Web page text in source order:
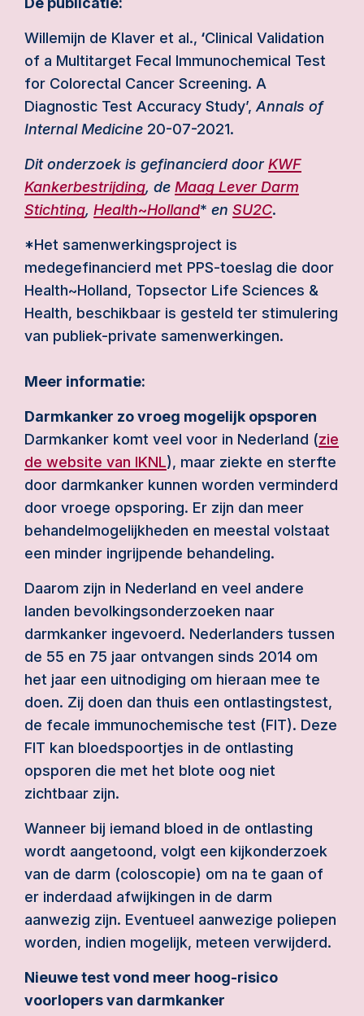
Willemijn de Klaver et al., ‘Clinical Validation
of a Multitarget Fecal Immunochemical Test
for Colorectal Cancer Screening. A
Diagnostic Test Accuracy Study’, Annals of
Internal Medicine 20-07-2021.
Dit onderzoek is gefinancierd doorKWF
Kankerbestrijding, de Maag Lever Darm
Stichting, Health~Holland* en SU2C.
*Het samenwerkingsproject is
medegefinancierd met PPS-toeslag die door
Health~Holland, Topsector Life Sciences &
Health, beschikbaar is gesteld ter stimulering
van publiek-private samenwerkingen.
Meer informatie:
Darmkanker zo vroeg mogelijk opsporen
Darmkanker komt veel voor in Nederland (zie
de website van IKNL), maar ziekte en sterfte
door darmkanker kunnen worden verminderd
door vroege opsporing. Er zijn dan meer
behandelmogelijkheden en meestal volstaat
een minder ingrijpende behandeling.
Daarom zijn in Nederland en veel andere
landen bevolkingsonderzoeken naar
darmkanker ingevoerd. Nederlanders tussen
de 55 en 75 jaar ontvangen sinds 2014 om
het jaar een uitnodiging om hieraan mee te
doen. Zij doen dan thuis een ontlastingstest,
de fecale immunochemische test (FIT). Deze
FIT kan bloedspoortjes in de ontlasting
opsporen die met het blote oog niet
zichtbaar zijn.
Wanneer bij iemand bloed in de ontlasting
wordt aangetoond, volgt een kijkonderzoek
van de darm (coloscopie) om na te gaan of
er inderdaad afwijkingen in de darm
aanwezig zijn. Eventueel aanwezige poliepen
worden, indien mogelijk, meteen verwijderd.
Nieuwe test vond meer hoog-risico
voorlopers van darmkanker